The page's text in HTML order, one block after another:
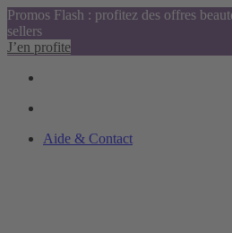
Promos Flash : profitez des offres
sellers
J’en profite
Aide & Contact